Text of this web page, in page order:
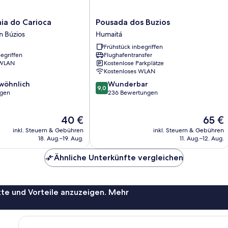
do Carioca
Búzios
Der
Preis
beträgt
40 €
inkl. Steuern & Gebühren
18. Aug.–19. Aug.
Pousada
dos
Buzios
Humaitá
Pousada dos Buzios
Humaitá
Frühstück inbegriffen
Flughafentransfer
Kostenlose Parkplätze
Kostenloses WLAN
9.0
von
9,0 Wunderbar
236 Bewertungen
Der
Preis
beträgt
65 €
inkl. Steuern & Gebühren
11. Aug.–12. Aug.
Ähnliche Unterkünfte vergleichen
und Vorteile anzuzeigen. Mehr